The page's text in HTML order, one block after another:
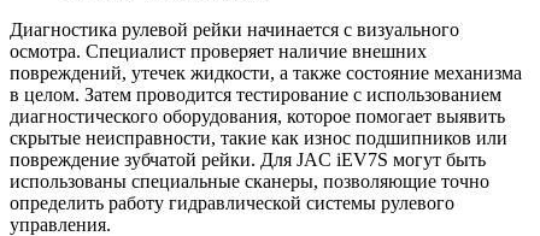
Диагностика рулевой рейки начинается с визуального
осмотра. Специалист проверяет наличие внешних
повреждений, утечек жидкости, а также состояние механизма
в целом. Затем проводится тестирование с использованием
диагностического оборудования, которое помогает выявить
скрытые неисправности, такие как износ подшипников или
повреждение зубчатой рейки. Для JAC iEV7S могут быть
использованы специальные сканеры, позволяющие точно
определить работу гидравлической системы рулевого
управления.